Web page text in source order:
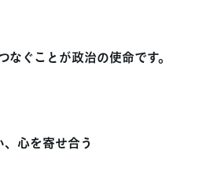
ぐことが政治の使命です。
心を寄せ合う